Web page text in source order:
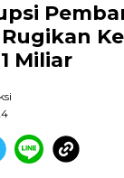
Miliar